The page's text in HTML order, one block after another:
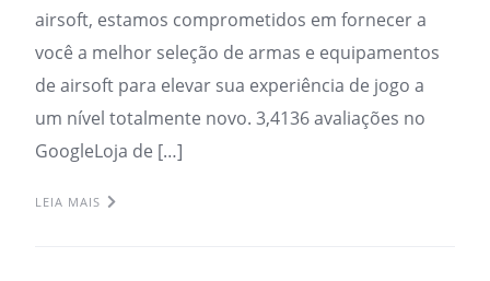
airsoft, estamos comprometidos em fornecer a
você a melhor seleção de armas e equipamentos
de airsoft para elevar sua experiência de jogo a
um nível totalmente novo. 3,4136 avaliações no
GoogleLoja de […]
LEIA MAIS